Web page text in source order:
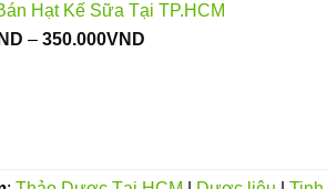
từ
Hạt Kế Sữa Tại TP.HCM
– 350.000VND